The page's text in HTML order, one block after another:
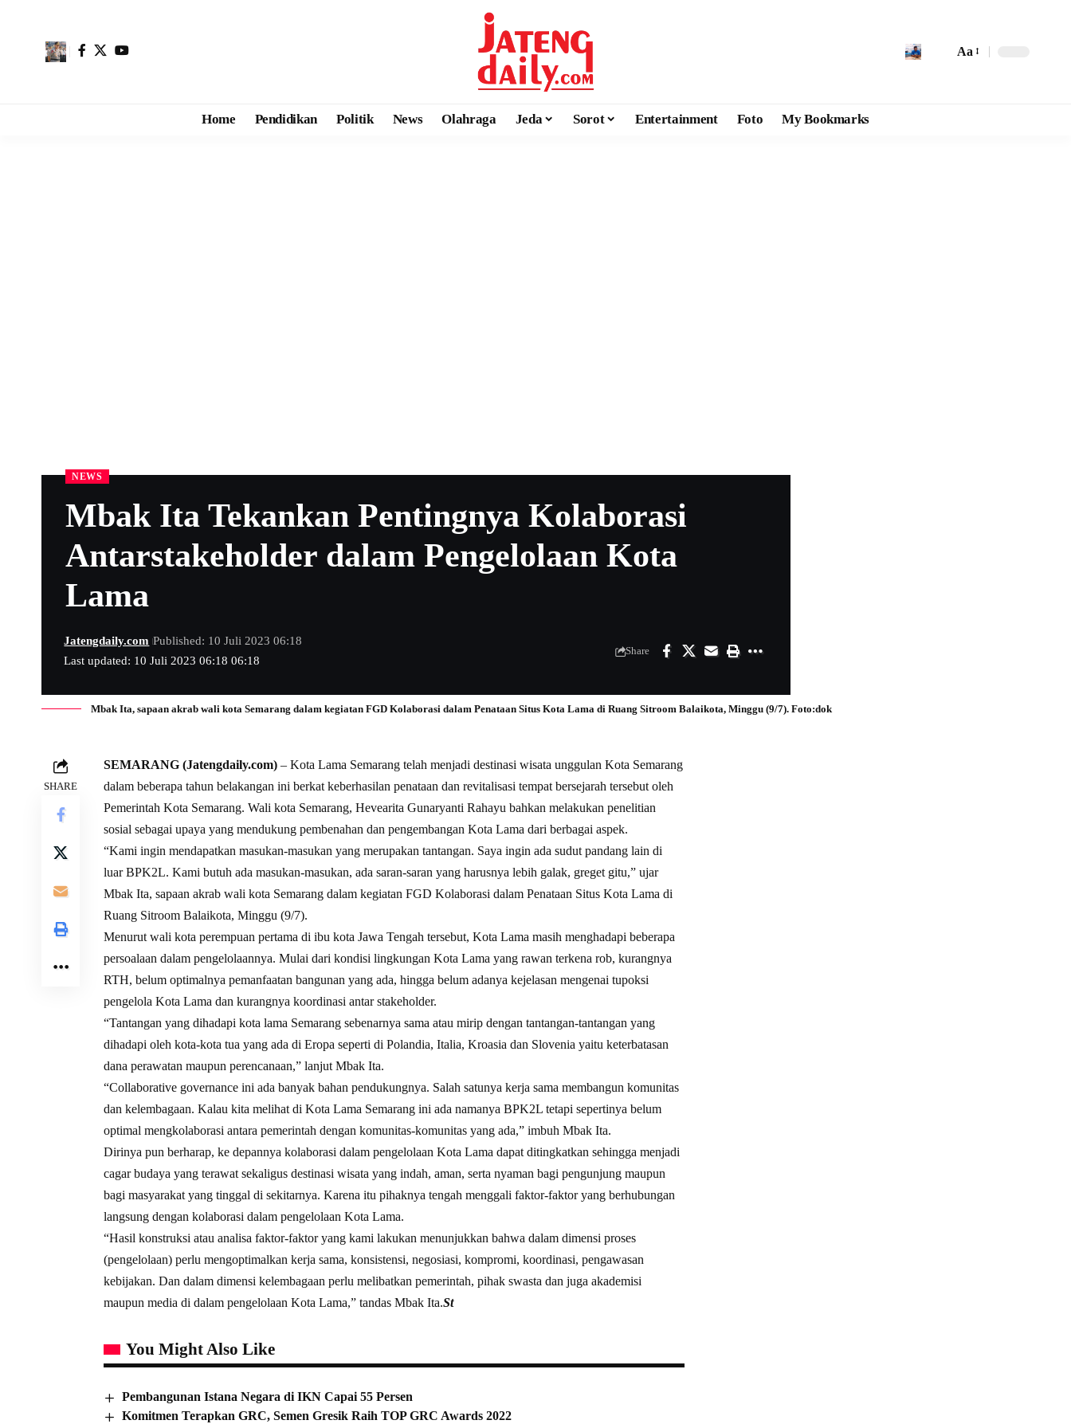
Aa
Home Pendidikan Politik News Olahraga Jeda Sorot Entertainment Foto My Bookmarks
NEWS
Mbak Ita Tekankan Pentingnya Kolaborasi
Antarstakeholder dalam Pengelolaan Kota
Lama
Last updated: 10 Juli 2023 06:18 06:18
Jatengdaily.com Published: 10 Juli 2023 06:18
Share
Mbak Ita, sapaan akrab wali kota Semarang dalam kegiatan FGD Kolaborasi dalam Penataan Situs Kota Lama di Ruang Sitroom Balaikota, Minggu (9/7). Foto:dok
SHARE
SEMARANG (Jatengdaily.com) – Kota Lama Semarang telah menjadi destinasi wisata unggulan Kota Semarang
dalam beberapa tahun belakangan ini berkat keberhasilan penataan dan revitalisasi tempat bersejarah tersebut oleh
Pemerintah Kota Semarang. Wali kota Semarang, Hevearita Gunaryanti Rahayu bahkan melakukan penelitian
sosial sebagai upaya yang mendukung pembenahan dan pengembangan Kota Lama dari berbagai aspek.
“Kami ingin mendapatkan masukan-masukan yang merupakan tantangan. Saya ingin ada sudut pandang lain di
luar BPK2L. Kami butuh ada masukan-masukan, ada saran-saran yang harusnya lebih galak, greget gitu,” ujar
Mbak Ita, sapaan akrab wali kota Semarang dalam kegiatan FGD Kolaborasi dalam Penataan Situs Kota Lama di
Ruang Sitroom Balaikota, Minggu (9/7).
Menurut wali kota perempuan pertama di ibu kota Jawa Tengah tersebut, Kota Lama masih menghadapi beberapa
persoalaan dalam pengelolaannya. Mulai dari kondisi lingkungan Kota Lama yang rawan terkena rob, kurangnya
RTH, belum optimalnya pemanfaatan bangunan yang ada, hingga belum adanya kejelasan mengenai tupoksi
pengelola Kota Lama dan kurangnya koordinasi antar stakeholder.
“Tantangan yang dihadapi kota lama Semarang sebenarnya sama atau mirip dengan tantangan-tantangan yang
dihadapi oleh kota-kota tua yang ada di Eropa seperti di Polandia, Italia, Kroasia dan Slovenia yaitu keterbatasan
dana perawatan maupun perencanaan,” lanjut Mbak Ita.
“Collaborative governance ini ada banyak bahan pendukungnya. Salah satunya kerja sama membangun komunitas
dan kelembagaan. Kalau kita melihat di Kota Lama Semarang ini ada namanya BPK2L tetapi sepertinya belum
optimal mengkolaborasi antara pemerintah dengan komunitas-komunitas yang ada,” imbuh Mbak Ita.
Dirinya pun berharap, ke depannya kolaborasi dalam pengelolaan Kota Lama dapat ditingkatkan sehingga menjadi
cagar budaya yang terawat sekaligus destinasi wisata yang indah, aman, serta nyaman bagi pengunjung maupun
bagi masyarakat yang tinggal di sekitarnya. Karena itu pihaknya tengah menggali faktor-faktor yang berhubungan
langsung dengan kolaborasi dalam pengelolaan Kota Lama.
“Hasil konstruksi atau analisa faktor-faktor yang kami lakukan menunjukkan bahwa dalam dimensi proses
(pengelolaan) perlu mengoptimalkan kerja sama, konsistensi, negosiasi, kompromi, koordinasi, pengawasan
kebijakan. Dan dalam dimensi kelembagaan perlu melibatkan pemerintah, pihak swasta dan juga akademisi
maupun media di dalam pengelolaan Kota Lama,” tandas Mbak Ita.St
You Might Also Like
Pembangunan Istana Negara di IKN Capai 55 Persen
Komitmen Terapkan GRC, Semen Gresik Raih TOP GRC Awards 2022